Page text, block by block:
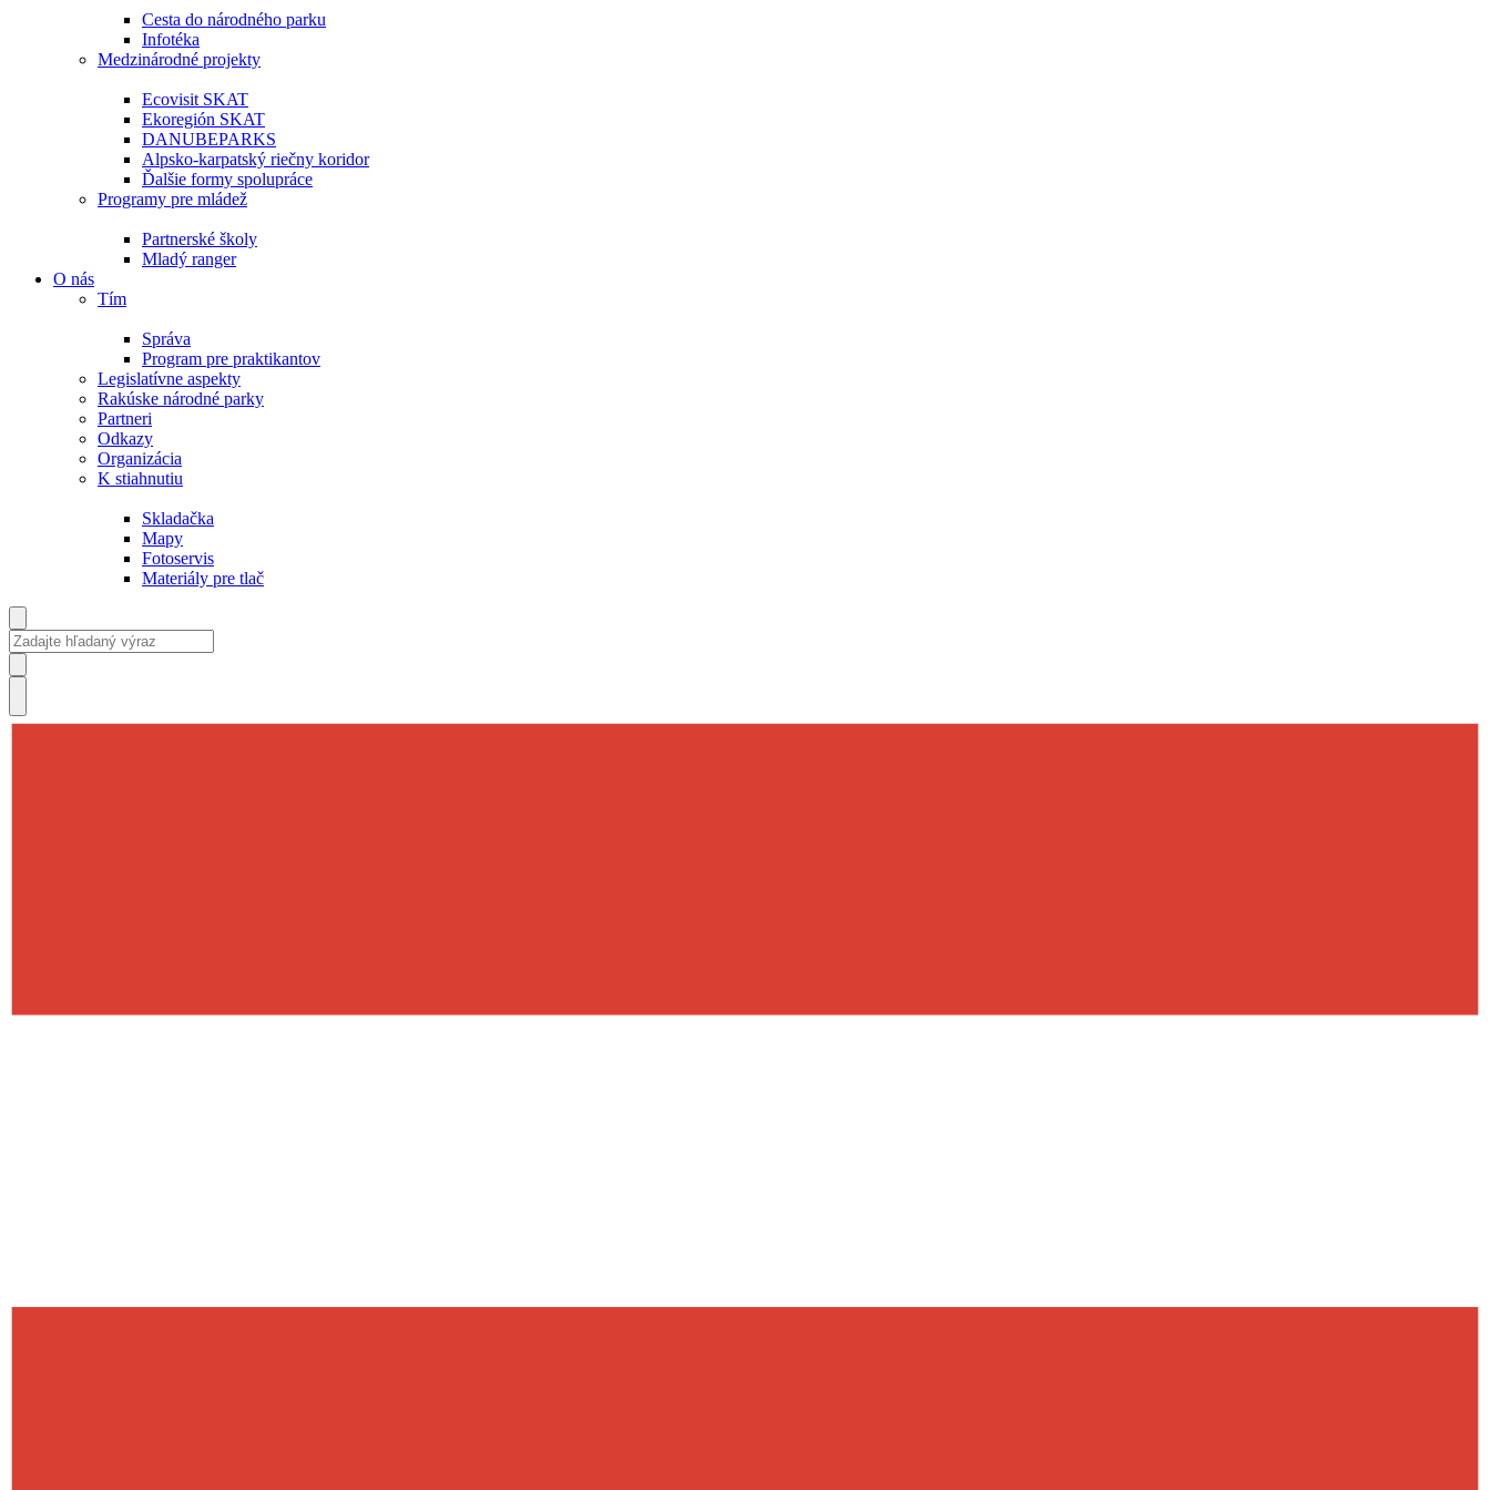
Cesta do národného parku
Infotéka
Medzinárodné projekty
Ecovisit SKAT
Ekoregión SKAT
DANUBEPARKS
Alpsko-karpatský riečny koridor
Ďalšie formy spolupráce
Programy pre mládež
Partnerské školy
Mladý ranger
O nás
Tím
Správa
Program pre praktikantov
Legislatívne aspekty
Rakúske národné parky
Partneri
Odkazy
Organizácia
K stiahnutiu
Skladačka
Mapy
Fotoservis
Materiály pre tlač